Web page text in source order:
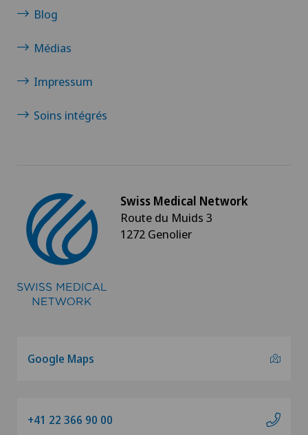
Blog
Médias
Impressum
Soins intégrés
Swiss Medical Network
Route du Muids 3
1272 Genolier
Google Maps
+41 22 366 90 00